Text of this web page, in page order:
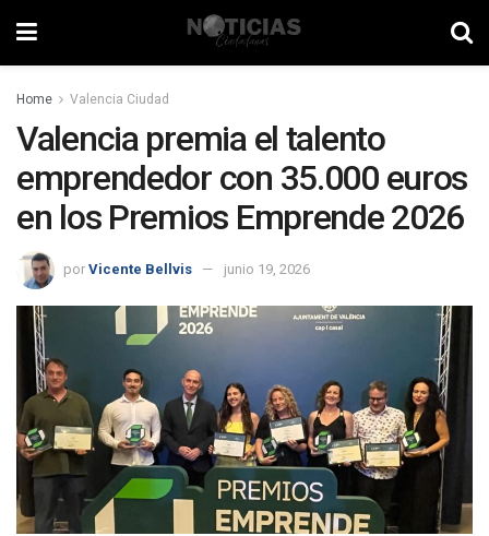
Home Valencia Ciudad
Valencia premia el talento
emprendedor con 35.000 euros
en los Premios Emprende 2026
por Vicente Bellvis junio 19, 2026